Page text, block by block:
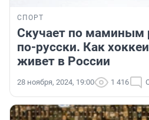
СПОРТ
Скучает по маминым
по-русски. Как
живет в России
28 ноября, 2024, 19:00 1 416